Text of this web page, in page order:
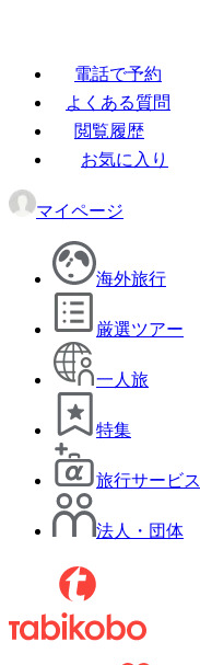
電話で予約
よくある質問
閲覧履歴
お気に入り
マイページ
海外旅行
厳選ツアー
一人旅
特集
旅行サービス
法人・団体